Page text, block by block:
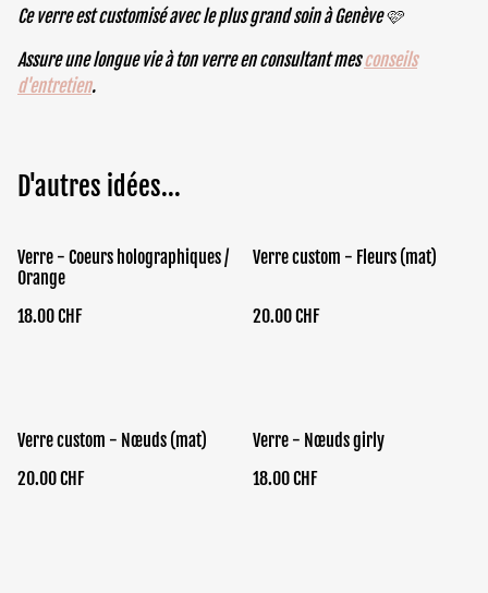
Ce verre est customisé avec le plus grand soin à Genève 🩷
Assure une longue vie à ton verre en consultant mesconseils
d'entretien.
D'autres idées...
Verre - Coeurs holographiques /
Orange
18.00 CHF
Verre custom - Fleurs (mat)
20.00 CHF
Verre custom - Nœuds (mat)
20.00 CHF
Verre - Nœuds girly
18.00 CHF